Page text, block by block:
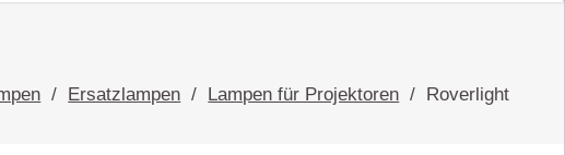
Ersatzlampen Lampen für Projektoren Roverlight